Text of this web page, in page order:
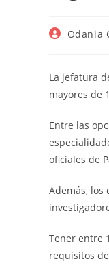
Autor
entrada:
Odania
La jefatura
mayores de
Entre las
oficiales de
Además, los
Tener entre
requisitos